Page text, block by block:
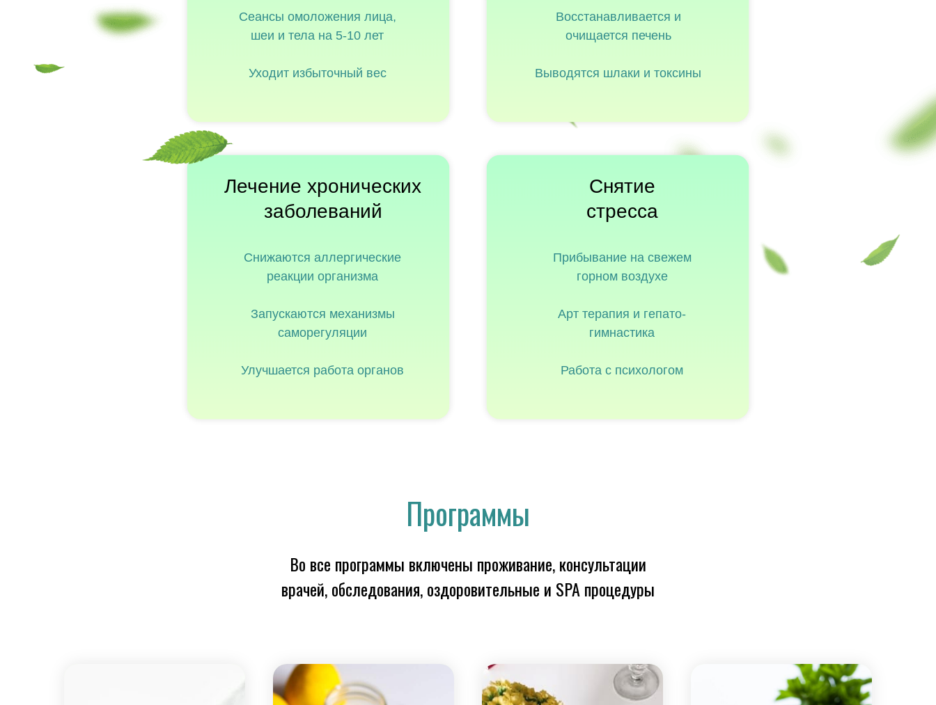
Сеансы омоложения лица,
шеи и тела на 5-10 лет
Уходит избыточный вес
Восстанавливается и
очищается печень
Выводятся шлаки и токсины
Снятие
стресса
Прибывание на свежем
горном воздухе
Арт терапия и гепато-
гимнастика
Работа с психологом
Лечение хронических
заболеваний
Снижаются аллергические
реакции организма
Запускаются механизмы
саморегуляции
Улучшается работа органов
Программы
Во все программы включены проживание, консультации
врачей, обследования, оздоровительные и SPA процедуры